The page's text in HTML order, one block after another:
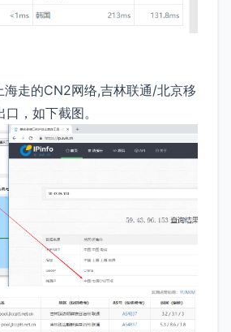
海走的CN2网络,吉林联通/北京移
，如下截图。